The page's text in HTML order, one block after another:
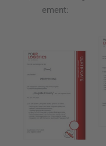
ement: